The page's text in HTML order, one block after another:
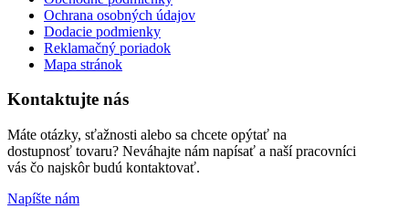
Ochrana osobných údajov
Dodacie podmienky
Reklamačný poriadok
Mapa stránok
Kontaktujte nás
Máte otázky, sťažnosti alebo sa chcete opýtať na
dostupnosť tovaru? Neváhajte nám napísať a naší pracovníci
vás čo najskôr budú kontaktovať.
Napíšte nám